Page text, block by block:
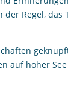
Regel, das
auf hoher